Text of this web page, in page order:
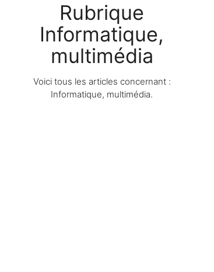
Rubrique
Informatique,
multimédia
Voici tous les articles concernant :
Informatique, multimédia.